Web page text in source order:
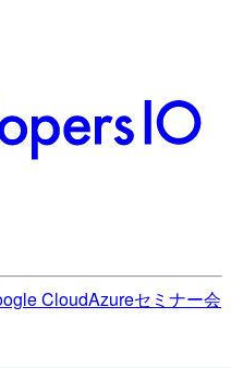
CloudAzureセミナー会